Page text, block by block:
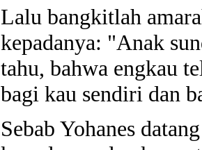
Lalu bangkitlah
kepadanya: "Anak
tahu, bahwa engkau
bagi kau sendiri dan
Sebab Yohanes